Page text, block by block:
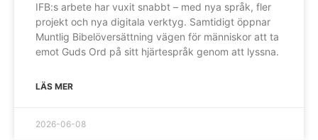
IFB:s arbete har vuxit snabbt – med nya språk, fler
projekt och nya digitala verktyg. Samtidigt öppnar
Muntlig Bibelöversättning vägen för människor att ta
emot Guds Ord på sitt hjärtespråk genom att lyssna.
LÄS MER
2026-06-08